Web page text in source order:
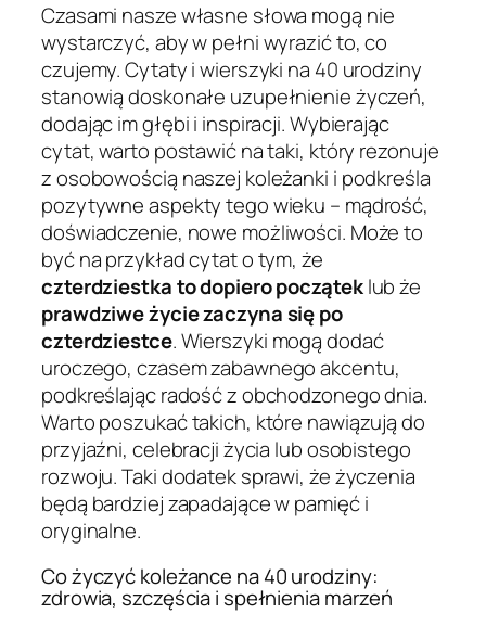
Czasami nasze własne słowa mogą nie
wystarczyć, aby w pełni wyrazić to, co
czujemy. Cytaty i wierszyki na 40 urodziny
stanowią doskonałe uzupełnienie życzeń,
dodając im głębi i inspiracji. Wybierając
cytat, warto postawić na taki, który rezonuje
z osobowością naszej koleżanki i podkreśla
pozytywne aspekty tego wieku – mądrość,
doświadczenie, nowe możliwości. Może to
być na przykład cytat o tym, że
czterdziestka to dopiero począteklub że
prawdziwe życie zaczyna się po
czterdziestce. Wierszyki mogą dodać
uroczego, czasem zabawnego akcentu,
podkreślając radość z obchodzonego dnia.
Warto poszukać takich, które nawiązują do
przyjaźni, celebracji życia lub osobistego
rozwoju. Taki dodatek sprawi, że życzenia
będą bardziej zapadające w pamięć i
oryginalne.
Co życzyć koleżance na 40 urodziny:
zdrowia, szczęścia i spełnienia marzeń